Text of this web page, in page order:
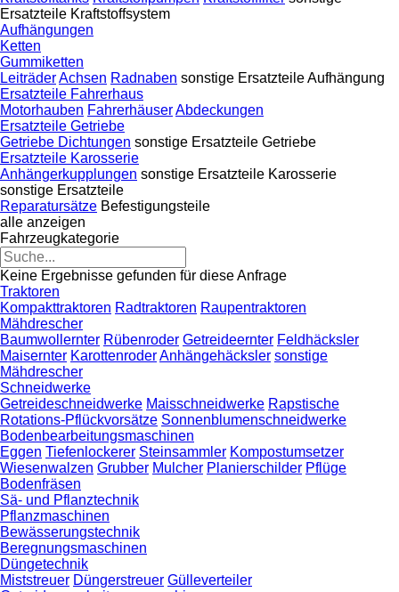
Ersatzteile Kraftstoffsystem
Aufhängungen
Ketten
Gummiketten
LeiträderAchsen Radnaben sonstige Ersatzteile Aufhängung
Ersatzteile Fahrerhaus
Motorhauben FahrerhäuserAbdeckungen
Ersatzteile Getriebe
Getriebe Dichtungen sonstige Ersatzteile Getriebe
Ersatzteile Karosserie
Anhängerkupplungen sonstige Ersatzteile Karosserie
sonstige Ersatzteile
Reparatursätze Befestigungsteile
alle anzeigen
Fahrzeugkategorie
Keine Ergebnisse gefunden für diese Anfrage
Traktoren
Kompakttraktoren Radtraktoren Raupentraktoren
Mähdrescher
Baumwollernter Rübenroder Getreideernter Feldhäcksler
Maisernter KarottenroderAnhängehäcksler sonstige
Mähdrescher
Schneidwerke
Getreideschneidwerke Maisschneidwerke Rapstische
Rotations-Pflückvorsätze Sonnenblumenschneidwerke
Bodenbearbeitungsmaschinen
Eggen Tiefenlockerer Steinsammler Kompostumsetzer
Wiesenwalzen Grubber Mulcher Planierschilder Pflüge
Bodenfräsen
Sä- und Pflanztechnik
Pflanzmaschinen
Bewässerungstechnik
Beregnungsmaschinen
Düngetechnik
Miststreuer Düngerstreuer Gülleverteiler